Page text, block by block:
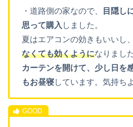
・道路側の家なので、
目隠し
思って購入 しました。
夏はエアコンの効きもいいし、
なくても効くようになりました
カーテンを開けて、少し日を
もお昼寝しています。気持ち